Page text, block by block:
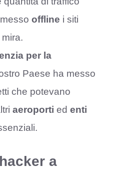
offline i siti
per la
Paese ha messo
che potevano
aeroporti ed enti
a